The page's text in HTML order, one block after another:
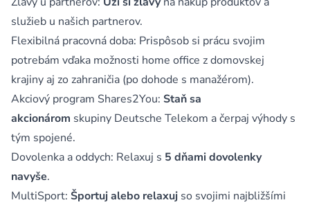
služieb u našich partnerov.
Flexibilná pracovná doba: Prispôsob si prácu svojim
potrebám vďaka možnosti home office z domovskej
krajiny aj zo zahraničia (po dohode s manažérom).
Akciový program Shares2You: Staň sa
akcionárom skupiny Deutsche Telekom a čerpaj výhody s
tým spojené.
Dovolenka a oddych: Relaxuj s 5 dňami dovolenky
navyše.
MultiSport: Športuj alebo relaxuj so svojimi najbližšími